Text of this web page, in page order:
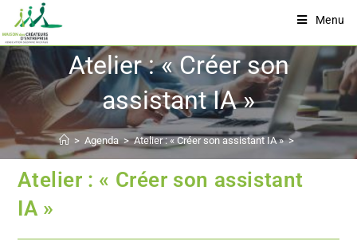
Menu
Atelier : « Créer son
assistant IA »
> Agenda > Atelier : « Créer son assistant IA » >
Atelier : « Créer son assistant
IA »